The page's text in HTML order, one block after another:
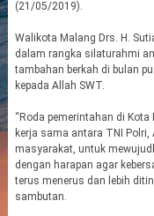
(21/05/2019).
Walikota Malang Drs. H.
dalam rangka silaturahmi
tambahan berkah di bulan
kepada Allah SWT.
“Roda pemerintahan di
kerja sama antara TNI
masyarakat, untuk
dengan harapan agar
terus menerus dan lebih
sambutan.